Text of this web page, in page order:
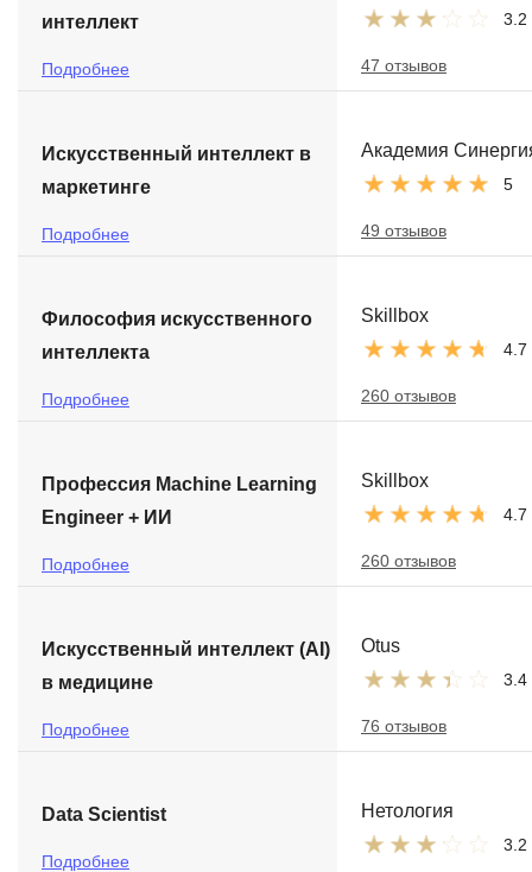
интеллект
Подробнее
3.2
47 отзывов
Искусственный интеллект в
маркетинге
Подробнее
Академия
5
49 отзывов
Философия искусственного
интеллекта
Подробнее
Skillbox
4.7
260 отзывов
Профессия Machine Learning
Engineer + ИИ
Подробнее
Skillbox
4.7
260 отзывов
Искусственный интеллект (AI)
в медицине
Подробнее
Otus
3.4
76 отзывов
Data Scientist
Подробнее
Нетология
3.2